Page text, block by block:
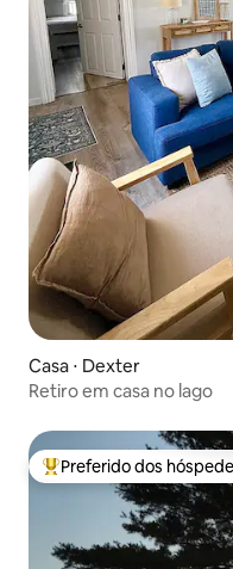
Casa ⋅ Dexter
Retiro em casa no lago
Entre os melhores
Preferido dos